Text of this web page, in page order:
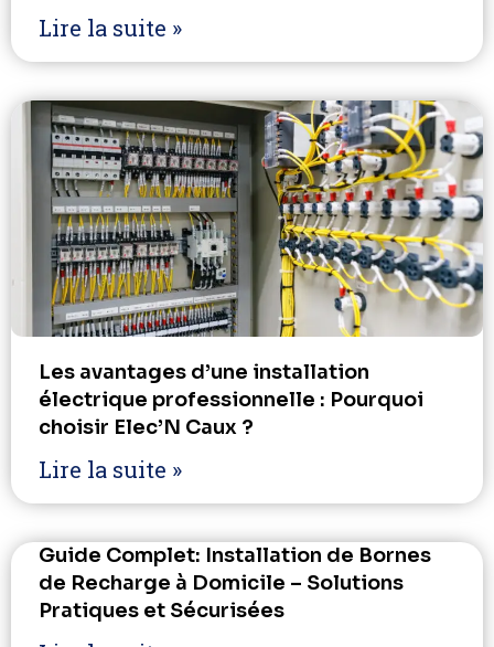
Lire la suite »
Les avantages d’une installation
électrique professionnelle : Pourquoi
choisir Elec’N Caux ?
Lire la suite »
Guide Complet: Installation de Bornes
de Recharge à Domicile – Solutions
Pratiques et Sécurisées